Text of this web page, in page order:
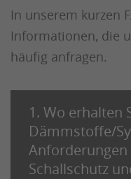
In unserem kurzen
Informationen, die
häufig anfragen.
1. Wo erhalten
Dämmstoffe/
Anforderungen
Schallschutz